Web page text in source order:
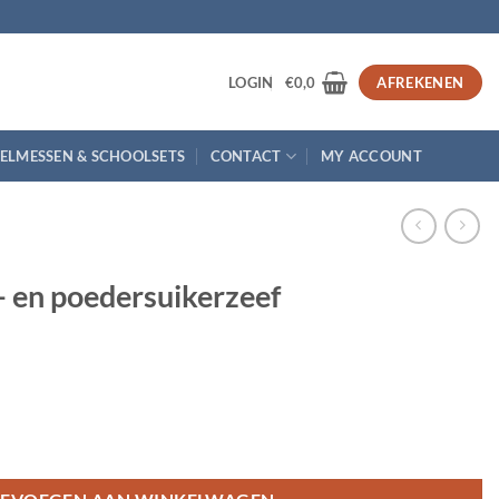
LOGIN €0,0 AFREKENEN
& SCHOOLSETS CONTACT MY ACCOUNT
poedersuikerzeef